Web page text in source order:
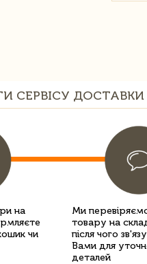
СЕРВІСУ ДОСТАВКИ
на
чи
Ми
товару на
після чого
Вами для
деталей